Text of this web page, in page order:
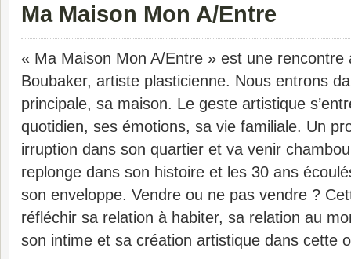
Ma Maison Mon A/Entre
« Ma Maison Mon A/Entre » est une rencontre
Boubaker, artiste plasticienne. Nous entrons
principale, sa maison. Le geste artistique
quotidien, ses émotions, sa vie familiale. Un
irruption dans son quartier et va venir
replonge dans son histoire et les 30 ans
son enveloppe. Vendre ou ne pas vendre ?
réfléchir sa relation à habiter, sa relation au
son intime et sa création artistique dans cette